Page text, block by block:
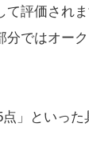
評価されま
分ではオー
点」といった